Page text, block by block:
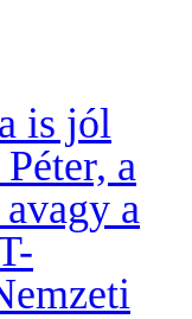
is jól
a
a